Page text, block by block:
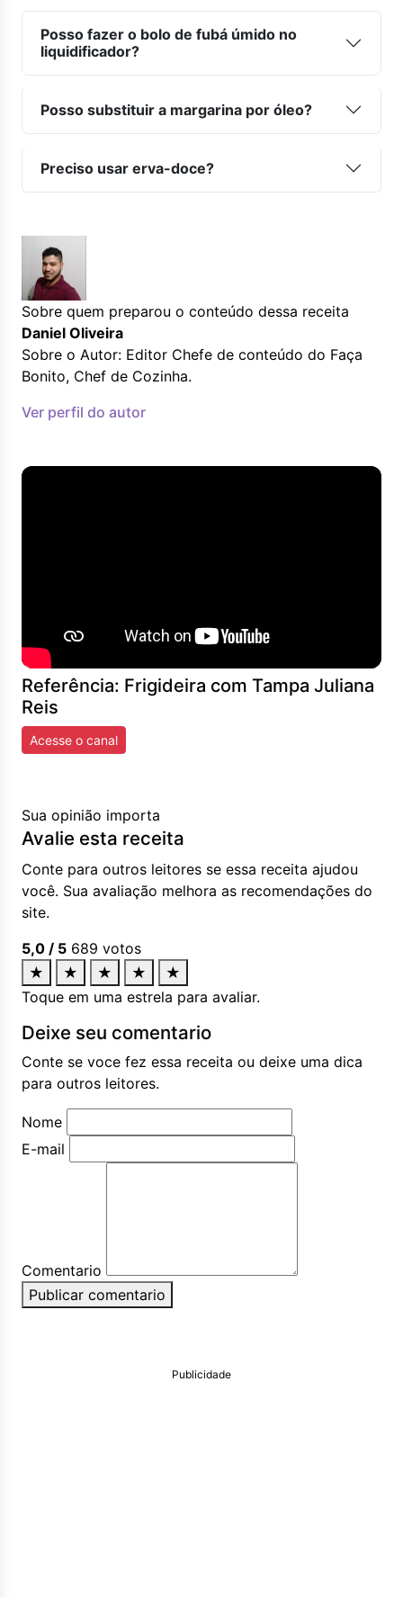
Posso fazer o bolo de fubá úmido no
liquidificador?
Posso substituir a margarina por óleo?
Preciso usar erva-doce?
Sobre quem preparou o conteúdo dessa receita
Daniel Oliveira
Sobre o Autor: Editor Chefe de conteúdo do Faça
Bonito, Chef de Cozinha.
Ver perfil do autor
Referência: Frigideira com Tampa Juliana
Reis
Acesse o canal
Sua opinião importa
Avalie esta receita
Conte para outros leitores se essa receita ajudou
você. Sua avaliação melhora as recomendações do
site.
5,0 / 5 689 votos
★
★ ★ ★
★
Toque em uma estrela para avaliar.
Deixe seu comentario
Conte se voce fez essa receita ou deixe uma dica
para outros leitores.
Nome
E-mail
Comentario
Publicar comentario
Publicidade